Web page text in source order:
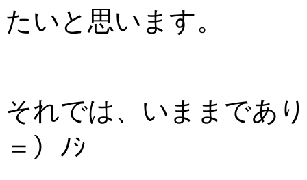
たいと思います。
それでは、いままであ
＝）ﾉｼ